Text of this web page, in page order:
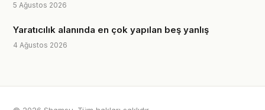
5 Ağustos 2026
Yaratıcılık alanında en çok yapılan beş yanlış
4 Ağustos 2026